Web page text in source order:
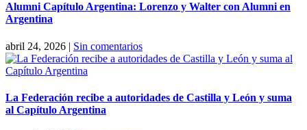
Alumni Capítulo Argentina: Lorenzo y Walter con Alumni en
Argentina
abril 24, 2026 | Sin comentarios
La Federación recibe a autoridades de Castilla y León y suma
al Capítulo Argentina